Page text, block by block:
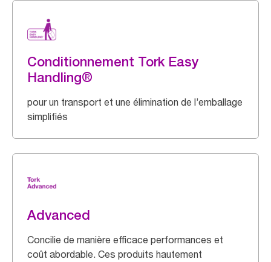
Conditionnement Tork Easy
Handling®
pour un transport et une élimination de l’emballage
simplifiés
Advanced
Concilie de manière efficace performances et
coût abordable. Ces produits hautement